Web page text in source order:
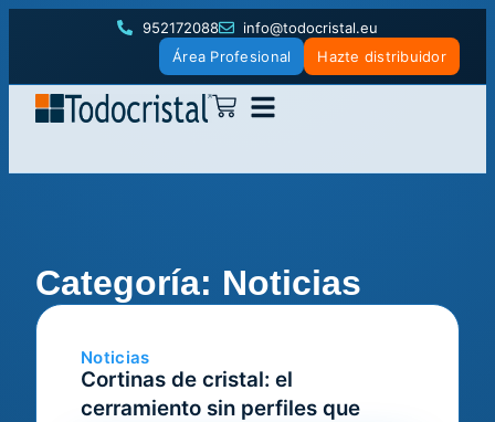
952172088
info@todocristal.eu
Hazte distribuidor
Área Profesional
Categoría: Noticias
Noticias
Cortinas de cristal: el
cerramiento sin perfiles que